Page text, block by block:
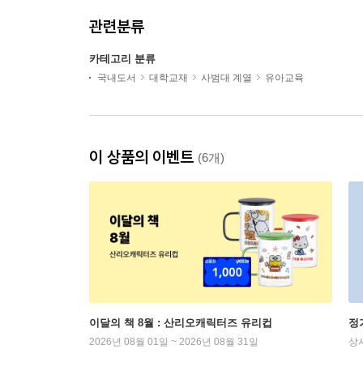
관련분류
카테고리 분류
국내도서 대학교재 사범대 계열 유아교육
이 상품의 이벤트 (6개)
이달의 책 8월 : 산리오캐릭터즈 유리컵
2026년 08월 01일 ~ 2026년 08월 31일
정
상